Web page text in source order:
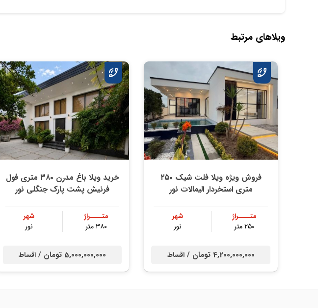
ویلاهای مرتبط
فروش ویژه ویلا فلت شیک ۲۵۰
متری استخردار الیمالات نور
متــــراژ
۲۵۰ متر
شهر
نور
4,200,000,000 تومان / اقساط
خرید ویلا باغ مدرن ۳۸۰ متری فول
فرنیش پشت پارک جنگلی نور
متــــراژ
۳۸۰ متر
شهر
نور
5,000,000,000 تومان / اقساط